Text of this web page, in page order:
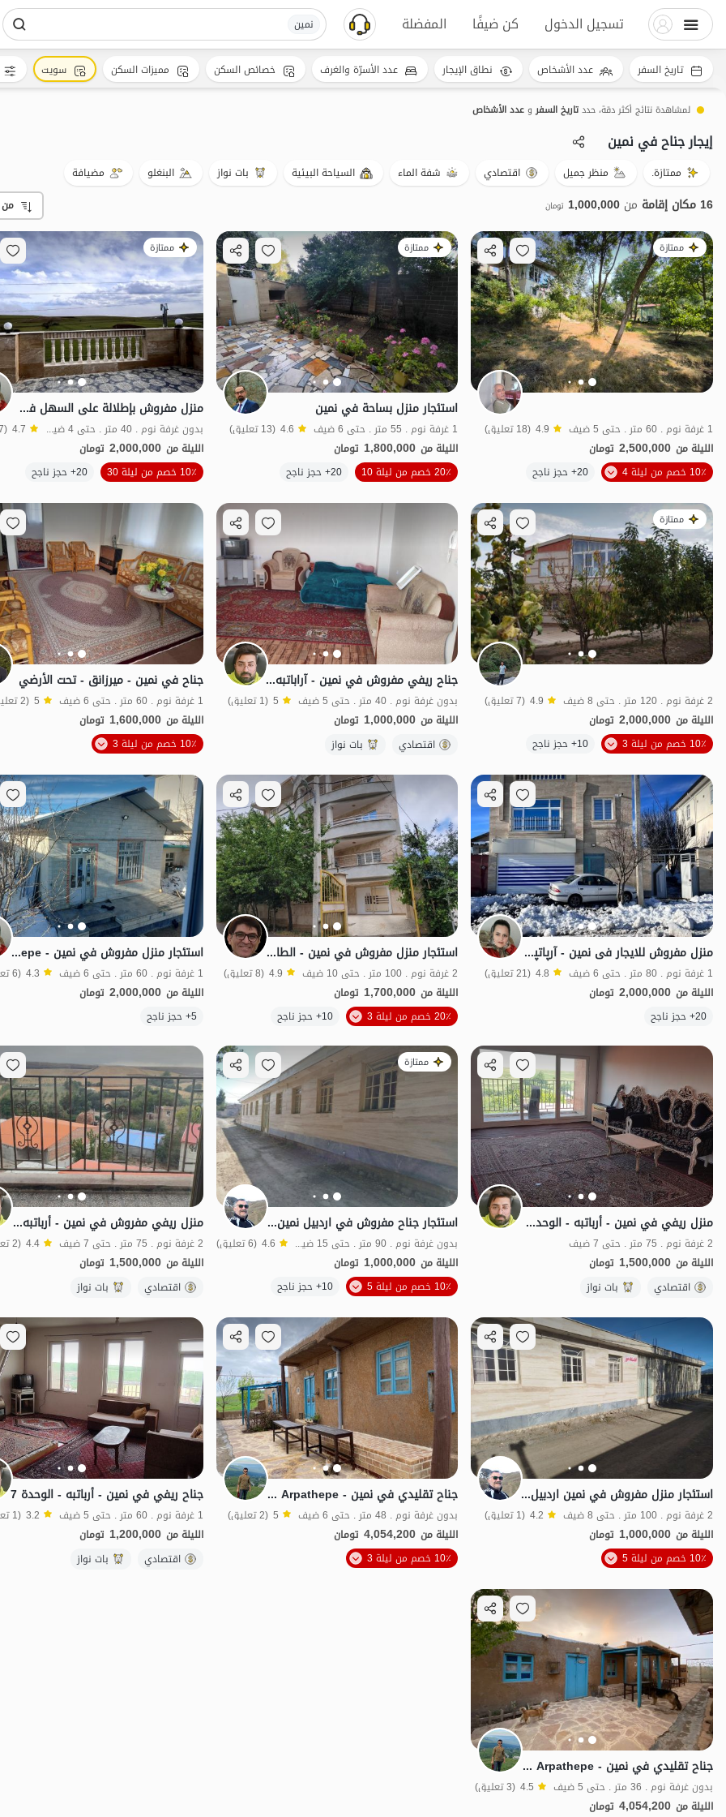
تسجيل الدخول كن ضيفًا المفضلة نمین
لمشاهدة نتائج أكثر دقة، حددتاريخ السفروعدد الأشخاص
إيجار جناح في نمین
ممتازة. منظر جميل اقتصادي شفة الماء السياحة البيئية بات نواز البنغلو مضيافة
16 مكان إقامة من 1,000,000 تومان
ممتازة
1 غرفة نوم . 60 متر . حتى 5 ضيف 4.9 (18 تعليق)
الليلة من 2,500,000 تومان
10٪ خصم من ليلة 4
20+ حجز ناجح منظر جميل شفة الماء بات نواز الموقع على الخريطة
ممتازة
استئجار منزل بساحة في نمين
1 غرفة نوم . 55 متر . حتى 6 ضيف 4.6 (13 تعليق)
الليلة من 1,800,000 تومان
20٪ خصم من ليلة 10
20+ حجز ناجح الموقع على الخريطة
ممتازة
منزل مفروش بإطلالة على السهل في نمين - أرباتبه - الطابق الثالث
بدون غرفة نوم . 40 متر . حتى 4 ضيف 4.7 (17 تعليق)
الليلة من 2,000,000 تومان
10٪ خصم من ليلة 30
20+ حجز ناجح
ممتازة
2 غرفة نوم . 120 متر . حتى 8 ضيف 4.9 (7 تعليق)
الليلة من 2,000,000 تومان
10٪ خصم من ليلة 3
10+ حجز ناجح منظر جميل الموقع على الخريطة
جناح ريفي مفروش في نمين - آراباتبه - الوحدة 2
بدون غرفة نوم . 40 متر . حتى 5 ضيف 5 (1 تعليق)
الليلة من 1,000,000 تومان
اقتصادي
بات نواز الموقع على الخريطة
جناح في نمين - ميرزانق - تحت الأرضي
1 غرفة نوم . 60 متر . حتى 6 ضيف 5 (2 تعليق)
الليلة من 1,600,000 تومان
10٪ خصم من ليلة 3
منزل مفروش للایجار فی نمین - آرپاتپه - الطابق الثانی
1 غرفة نوم . 80 متر . حتى 6 ضيف 4.8 (21 تعليق)
الليلة من 2,000,000 تومان
20+ حجز ناجح
الموقع على الخريطة
استئجار منزل مفروش في نمین - الطابق 3
2 غرفة نوم . 100 متر . حتى 10 ضيف 4.9 (8 تعليق)
الليلة من 1,700,000 تومان
20٪ خصم من ليلة 3
10+ حجز ناجح الموقع على الخريطة
استئجار منزل مفروش في نمین - Arpathepe - الطابق الأرضي
1 غرفة نوم . 60 متر . حتى 6 ضيف 4.3 (6 تعليق)
الليلة من 2,000,000 تومان
5+ حجز ناجح
منزل ريفي في نمين - أرباتبه - الوحدة 4
2 غرفة نوم . 75 متر . حتى 7 ضيف
الليلة من 1,500,000 تومان
اقتصادي
بات نواز الموقع على الخريطة
ممتازة
استئجار جناح مفروش في اردبیل نمین - حور
بدون غرفة نوم . 90 متر . حتى 15 ضيف 4.6 (6 تعليق)
الليلة من 1,000,000 تومان
10٪ خصم من ليلة 5
10+ حجز ناجح اقتصادي
منزل ريفي مفروش في نمين - أرباتبه - الوحدة 5
2 غرفة نوم . 75 متر . حتى 7 ضيف 4.4 (2 تعليق)
الليلة من 1,500,000 تومان
اقتصادي
بات نواز
استئجار منزل مفروش في نمین اردبیل - حور
2 غرفة نوم . 100 متر . حتى 8 ضيف 4.2 (1 تعليق)
الليلة من 1,000,000 تومان
10٪ خصم من ليلة 5
اقتصادي الموقع على الخريطة
جناح تقليدي في نمین - Arpathepe - وحدة Taranj
بدون غرفة نوم . 48 متر . حتى 6 ضيف 5 (2 تعليق)
الليلة من 4,054,200 تومان
10٪ خصم من ليلة 3
الموقع على الخريطة
جناح ريفي في نمين - أرباتبه - الوحدة 7
1 غرفة نوم . 60 متر . حتى 5 ضيف 3.2 (1 تعليق)
الليلة من 1,200,000 تومان
اقتصادي
بات نواز
جناح تقليدي في نمین - Arpathepe - وحدة Tandiri
بدون غرفة نوم . 36 متر . حتى 5 ضيف 4.5 (3 تعليق)
الليلة من 4,054,200 تومان
تاريخ السفر عدد الأشخاص نطاق الإيجار عدد الأسرّة والغرف خصائص السكن مميزات السكن سويت